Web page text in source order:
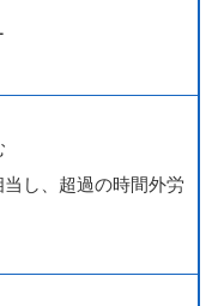
の月給34万円] の
。
し、超過の時間外労